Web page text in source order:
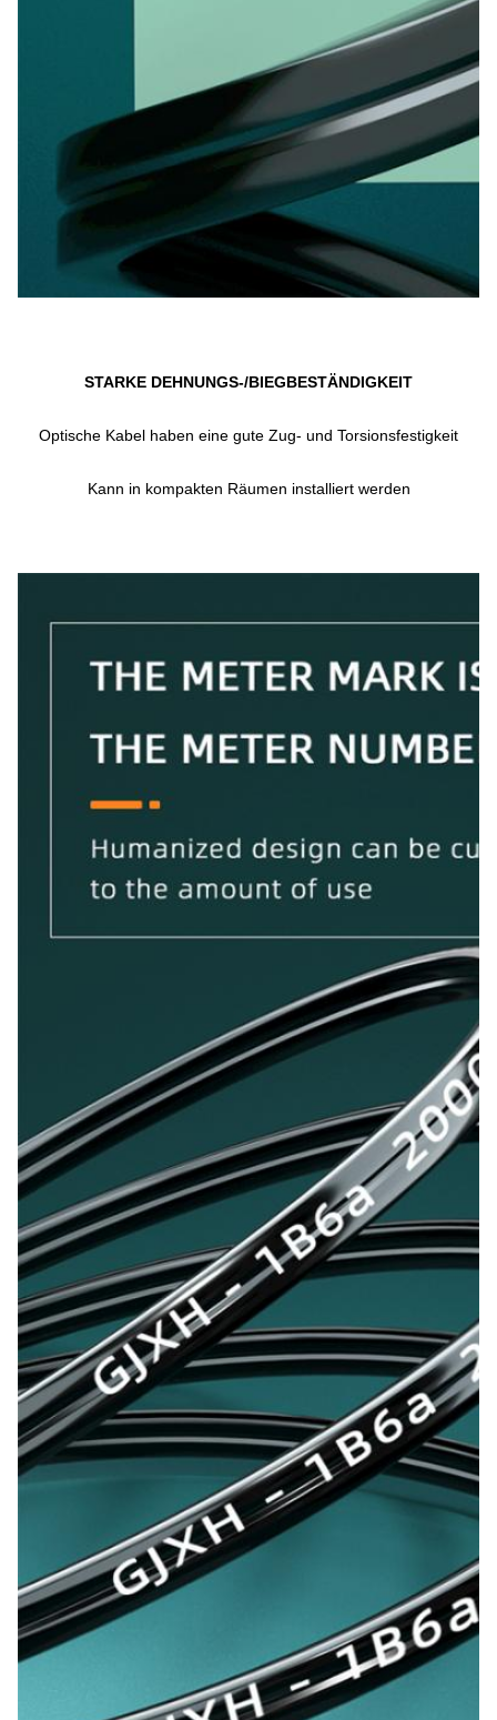
STARKE DEHNUNGS-/BIEGBESTÄNDIGKEIT
Optische Kabel haben eine gute Zug- und Torsionsfestigkeit
Kann in kompakten Räumen installiert werden